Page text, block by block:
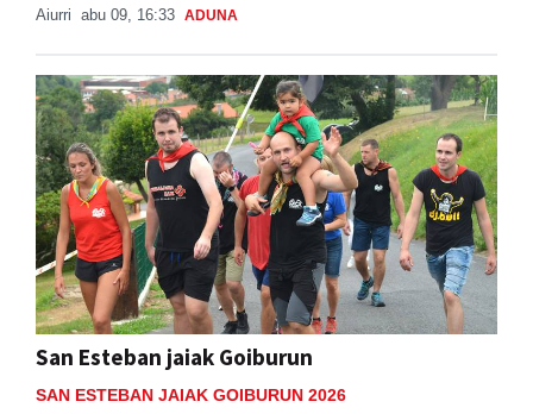
Aiurri abu 09, 16:33 ADUNA
San Esteban jaiak Goiburun
SAN ESTEBAN JAIAK GOIBURUN 2026